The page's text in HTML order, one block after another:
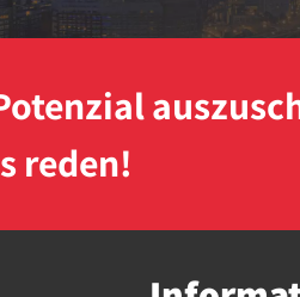
reden!